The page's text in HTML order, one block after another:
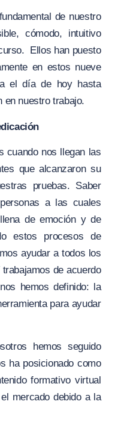
de nuestro
cómodo, intuitivo
Ellos han puesto
en estos nueve
el día de hoy hasta
en nuestro trabajo.
cuando nos llegan las
que alcanzaron su
pruebas. Saber
a las cuales
de emoción y de
estos procesos de
ayudar a todos los
de acuerdo
hemos definido: la
para ayudar
hemos seguido
ha posicionado como
formativo virtual
mercado debido a la